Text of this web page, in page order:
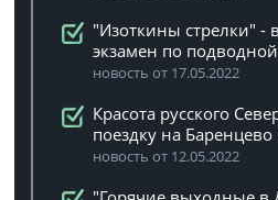
"Изоткины стрелки" -
экзамен по
новость от 17.05.2022
Красота русского
поездку на
новость от 12.05.2022